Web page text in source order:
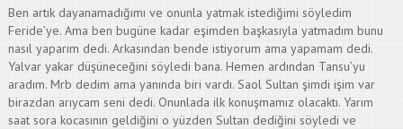
Ben artık dayanamadığımı ve onunla yatmak istediğimi söyledim
Feride’ye. Ama ben bugüne kadar eşimden başkasıyla yatmadım bunu
nasıl yaparım dedi. Arkasından bende istiyorum ama yapamam dedi.
Yalvar yakar düşüneceğini söyledi bana. Hemen ardından Tansu’yu
aradım. Mrb dedim ama yanında biri vardı. Saol Sultan şimdi işim var
birazdan arıycam seni dedi. Onunlada ilk konuşmamız olacaktı. Yarım
saat sora kocasının geldiğini o yüzden Sultan dediğini söyledi ve